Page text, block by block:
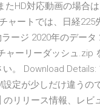
HD対応動画の場合
ートでは、日経225
ージ 2020年のデータ
ャーリーダッシュ.zip
。 Download
定が少しだけ違うの
リリース情報、レビ